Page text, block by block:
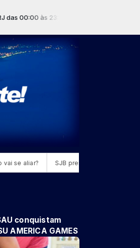
00:00 às 23:59 -
se aliar? SJB presente em seminário
conquistam
AMERICA GAMES